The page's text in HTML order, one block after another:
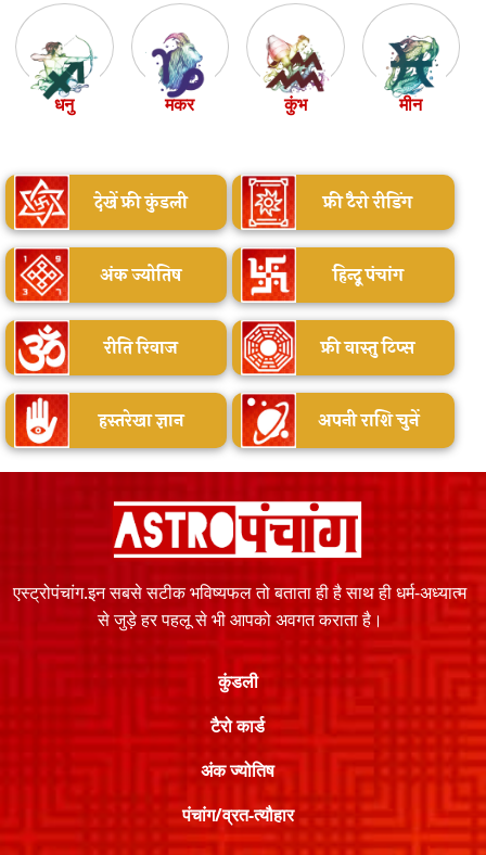
धनु मकर कुंभ मीन
देखें फ्री कुंडली फ्री टैरो रीडिंग
अंक ज्योतिष हिन्दू पंचांग
रीति रिवाज फ्री वास्तु टिप्स
हस्तरेखा ज्ञान अपनी राशि चुनें
एस्ट्रोपंचांग.इन सबसे सटीक भविष्यफल तो बताता ही है साथ ही धर्म-अध्यात्म
से जुड़े हर पहलू से भी आपको अवगत कराता है।
कुंडली
टैरो कार्ड
अंक ज्योतिष
पंचांग/व्रत-त्यौहार